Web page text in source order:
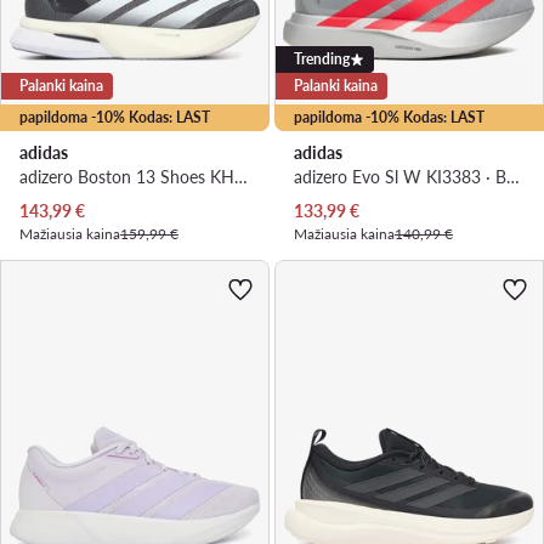
papildoma -10% Kodas: LAST
Palanki kaina
adidas
adizero Boston 13 Shoes KH5602 · Bėgimo batai
Dabartinė kaina
143,99€
Mažiausia kaina159,99 €
papildoma -10% Kodas: LAST
Trending
Palanki kaina
adidas
adizero Evo Sl W KI3383 · Bėgimo batai
Dabartinė kaina
133,99€
Mažiausia kaina140,99 €